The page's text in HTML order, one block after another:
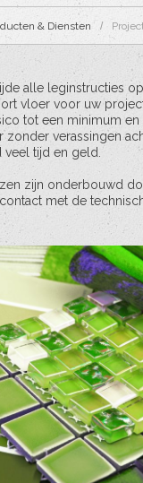
& Diensten
alle leginstructies
vloer voor uw
tot een minimum en
zonder verassingen
tijd en geld.
zijn onderbouwd
met de